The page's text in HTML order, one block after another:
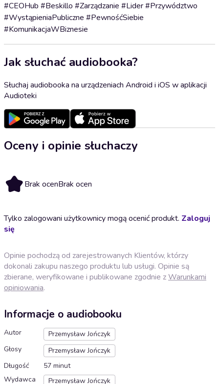
#CEOHub #Beskillo #Zarządzanie #Lider #Przywództwo
#WystąpieniaPubliczne #PewnośćSiebie
#KomunikacjaWBiznesie
Jak słuchać audiobooka?
Słuchaj audiobooka na urządzeniach Android i iOS w aplikacji
Audioteki
Oceny i opinie słuchaczy
Brak ocenBrak ocen
Tylko zalogowani użytkownicy mogą ocenić produkt. Zaloguj
się
Opinie pochodzą od zarejestrowanych Klientów, którzy
dokonali zakupu naszego produktu lub usługi. Opinie są
zbierane, weryfikowane i publikowane zgodnie zWarunkami
opiniowania.
Informacje o audiobooku
Autor
Przemysław Jończyk
Głosy
Przemysław Jończyk
Długość
57 minut
Wydawca
Przemysław Jończyk